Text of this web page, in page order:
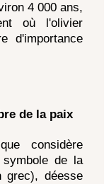
4 000 ans,
où l'olivier
d'importance
de la paix
considère
de la
grec), déesse